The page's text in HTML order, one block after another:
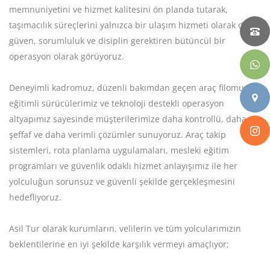
memnuniyetini ve hizmet kalitesini ön planda tutarak,
taşımacılık süreçlerini yalnızca bir ulaşım hizmeti olarak değil;
güven, sorumluluk ve disiplin gerektiren bütüncül bir
operasyon olarak görüyoruz.
Deneyimli kadromuz, düzenli bakımdan geçen araç filomuz,
eğitimli sürücülerimiz ve teknoloji destekli operasyon
altyapımız sayesinde müşterilerimize daha kontrollü, daha
şeffaf ve daha verimli çözümler sunuyoruz. Araç takip
sistemleri, rota planlama uygulamaları, mesleki eğitim
programları ve güvenlik odaklı hizmet anlayışımız ile her
yolculuğun sorunsuz ve güvenli şekilde gerçekleşmesini
hedefliyoruz.
Asil Tur olarak kurumların, velilerin ve tüm yolcularımızın
beklentilerine en iyi şekilde karşılık vermeyi amaçlıyor;